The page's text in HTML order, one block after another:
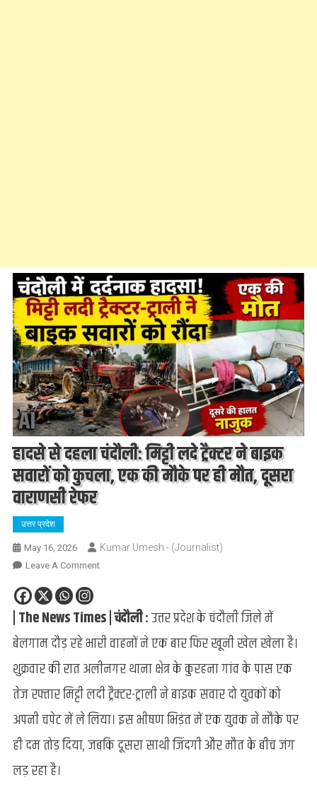
हादसे से दहला चंदौली: मिट्टी लदे ट्रैक्टर ने बाइक
सवारों को कुचला, एक की मौके पर ही मौत, दूसरा
वाराणसी रेफर
उत्तर प्रदेश
May 16, 2026 Kumar Umesh - (Journalist)
Leave A CommentOn
दहला
मिट्टी
लदे
ने
बाइक
सवारों
को
| The News Times | चंदौली :उत्तर प्रदेश के चंदौली जिले में
बेलगाम दौड़ रहे भारी वाहनों ने एक बार फिर खूनी खेल खेला है।
शुक्रवार की रात अलीनगर थाना क्षेत्र के कुरहना गांव के पास एक
तेज रफ्तार मिट्टी लदी ट्रैक्टर-ट्राली ने बाइक सवार दो युवकों को
अपनी चपेट में ले लिया। इस भीषण भिड़ंत में एक युवक ने मौके पर
ही दम तोड़ दिया, जबकि दूसरा साथी जिंदगी और मौत के बीच जंग
लड़ रहा है।